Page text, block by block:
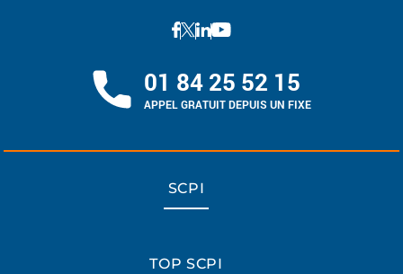
01 84 25 52 15
APPEL GRATUIT DEPUIS UN FIXE
SCPI
TOP SCPI